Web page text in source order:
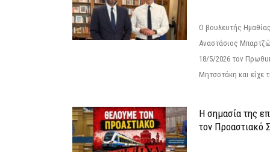
Ο βουλευτής
Αναστάσιος
18/5/2026 τον
Μητσοτάκη και είχε
Η σημασία της
τον Προαστιακό